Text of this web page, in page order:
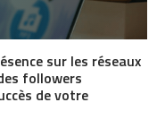
sur les réseaux
followers
de votre